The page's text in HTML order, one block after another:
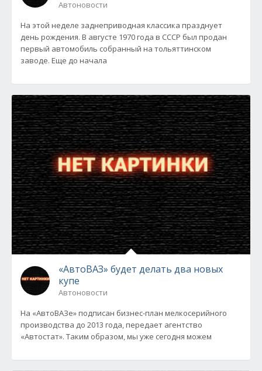
Автоновости
На этой неделе заднеприводная классика празднует
день рождения. В августе 1970 года в СССР был продан
первый автомобиль собранный на тольяттинском
заводе. Еще до начала
«АвтоВАЗ» будет делать два новых
купе
Автоновости
На «АвтоВАЗе» подписан бизнес-план мелкосерийного
производства до 2013 года, передает агентство
«Автостат». Таким образом, мы уже сегодня можем